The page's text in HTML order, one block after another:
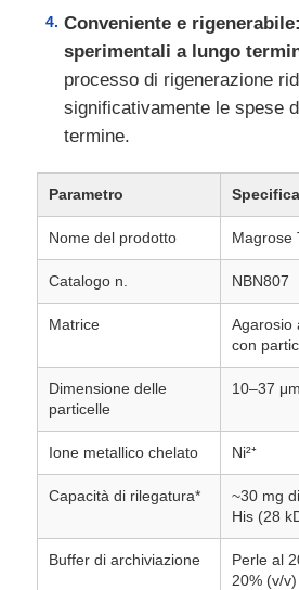
Casa.
Prodotti
Chi Siamo
Visita alla fabbrica
Contattaci
Conveniente e
sperimentali a lungo
processo di rigenerazione
significativamente le spese
termine.
Parametro Specifica
Nome del prodotto Magrose
Catalogo n. NBN807
Matrice
Agarosio
con
Dimensione delle
particelle
10–37 μm
Ione metallico chelato Ni²⁺
Capacità di rilegatura*
~30 mg
His (28
Buffer di archiviazione
Perle al
20% (v/v)